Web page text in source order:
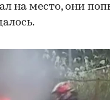
на место, они